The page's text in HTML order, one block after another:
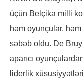
üçün Belçika milli
həm oyunçular,
səbəb oldu. De
aparıcı
liderlik